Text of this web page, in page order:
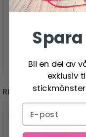
26.95
REKOMMENDERAS
Bli en del av
exklusiv